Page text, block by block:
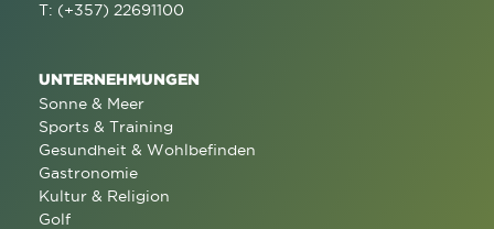
T: (+357) 22691100
UNTERNEHMUNGEN
Sonne & Meer
Sports & Training
Gesundheit & Wohlbefinden
Gastronomie
Kultur & Religion
Golf